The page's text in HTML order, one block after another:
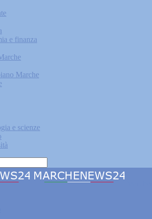
e finanza
Marche
e scienze